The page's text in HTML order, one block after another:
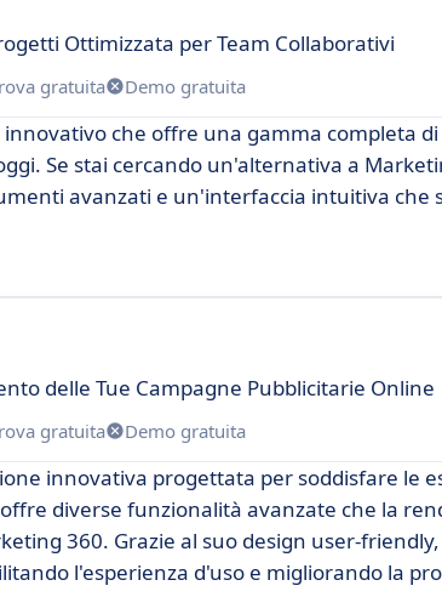
Ottimizzata per Team Collaborativi
gratuita Demo gratuita
innovativo che offre una gamma completa
Se stai cercando un'alternativa a
avanzati e un'interfaccia intuitiva che
delle Tue Campagne Pubblicitarie Online
gratuita Demo gratuita
innovativa progettata per soddisfare le
diverse funzionalità avanzate che la
360. Grazie al suo design user-
l'esperienza d'uso e migliorando la